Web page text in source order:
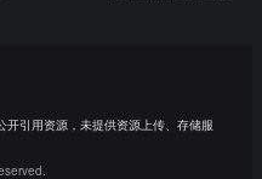
引用资源，未提供资源上传、存储服